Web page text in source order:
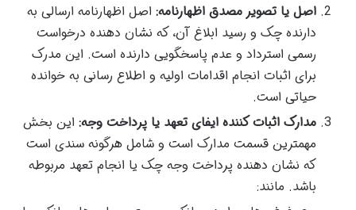
اصل یا تصویر مصدق اظهارنامه: اصل اظهارنامه ارسالی به
دارنده چک و رسید ابلاغ آن، که نشان دهنده درخواست
رسمی استرداد و عدم پاسخگویی دارنده است. این مدرک
برای اثبات انجام اقدامات اولیه و اطلاع رسانی به خوانده
حیاتی است.
مدارک اثبات کننده ایفای تعهد یا پرداخت وجه: این بخش
مهمترین قسمت مدارک است و شامل هرگونه سندی است
که نشان دهنده پرداخت وجه چک یا انجام تعهد مربوطه
باشد. مانند: